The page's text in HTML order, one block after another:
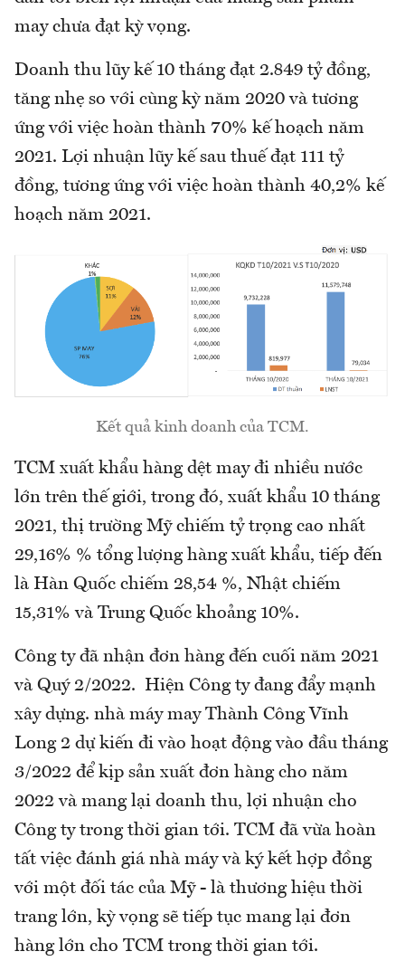
may chưa đạt kỳ vọng.
Doanh thu lũy kế 10 tháng đạt 2.849 tỷ đồng,
tăng nhẹ so với cùng kỳ năm 2020 và tương
ứng với việc hoàn thành 70% kế hoạch năm
2021. Lợi nhuận lũy kế sau thuế đạt 111 tỷ
đồng, tương ứng với việc hoàn thành 40,2% kế
hoạch năm 2021.
Kết quả kinh doanh của TCM.
TCM xuất khẩu hàng dệt may đi nhiều nước
lớn trên thế giới, trong đó, xuất khẩu 10 tháng
2021, thị trường Mỹ chiếm tỷ trọng cao nhất
29,16% % tổng lượng hàng xuất khẩu, tiếp đến
là Hàn Quốc chiếm 28,54 %, Nhật chiếm
15,31% và Trung Quốc khoảng 10%.
Công ty đã nhận đơn hàng đến cuối năm 2021
và Quý 2/2022. Hiện Công ty đang đẩy mạnh
xây dựng. nhà máy may Thành Công Vĩnh
Long 2 dự kiến đi vào hoạt động vào đầu tháng
3/2022 để kịp sản xuất đơn hàng cho năm
2022 và mang lại doanh thu, lợi nhuận cho
Công ty trong thời gian tới. TCM đã vừa hoàn
tất việc đánh giá nhà máy và ký kết hợp đồng
với một đối tác của Mỹ - là thương hiệu thời
trang lớn, kỳ vọng sẽ tiếp tục mang lại đơn
hàng lớn cho TCM trong thời gian tới.